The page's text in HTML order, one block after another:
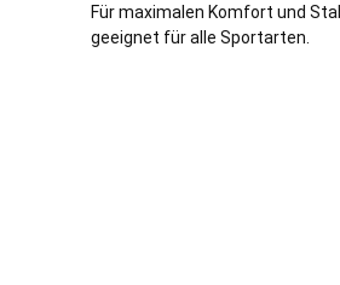
Für maximalen Komfort und
geeignet für alle Sportarten.